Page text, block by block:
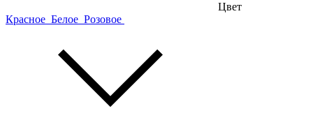
Цвет
Красное Белое Розовое